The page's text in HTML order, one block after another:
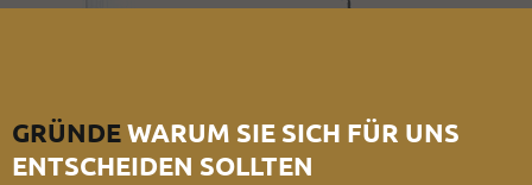
GRÜNDEWARUM SIE SICH FÜR UNS
ENTSCHEIDEN SOLLTEN